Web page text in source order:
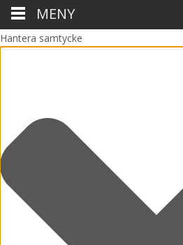
Hantera samtycke
MENY